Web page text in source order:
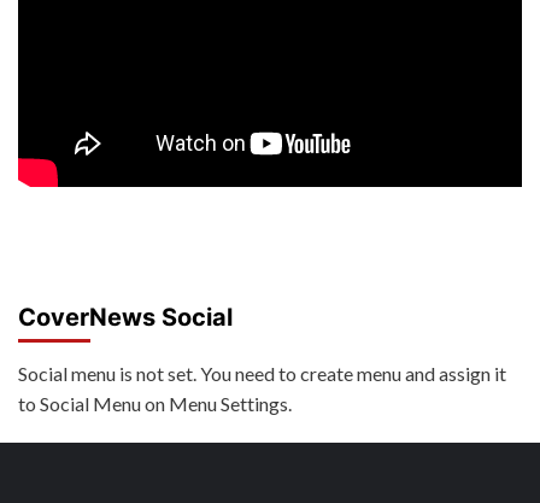
CoverNews Social
Social menu is not set. You need to create menu and assign it
to Social Menu on Menu Settings.